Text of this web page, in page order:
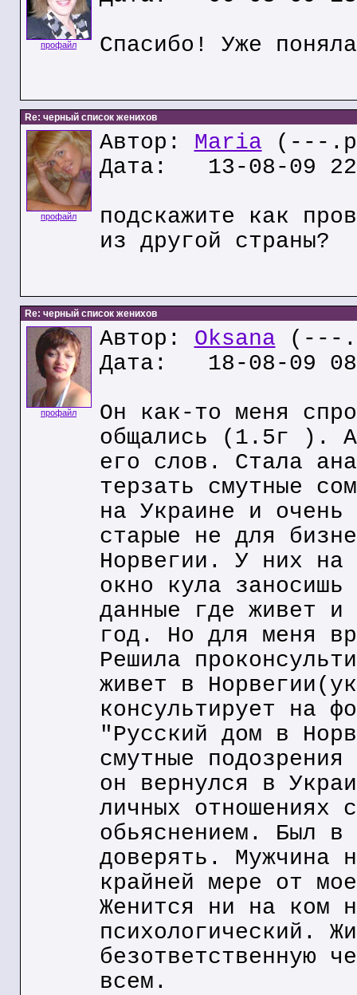
профайл
Спасибо! Уже поняла
Re: черный список женихов
профайл
Автор: Maria (---
Дата: 13-08-09
подскажите как
из другой страны?
Re: черный список женихов
профайл
Автор: Oksana (---
Дата: 18-08-09
Он как-то меня
общались (1.5г ).
его слов. Стала
терзать смутные
на Украине и
старые не для
Норвегии. У них на
окно кула
данные где живет и
год. Но для меня
Решила
живет в
консультирует на
"Русский дом в
смутные
он вернулся в
личных отношениях
обьяснением. Был
доверять. Мужчина
крайней мере от
Женится ни на ком
психологический.
безответственную
всем.